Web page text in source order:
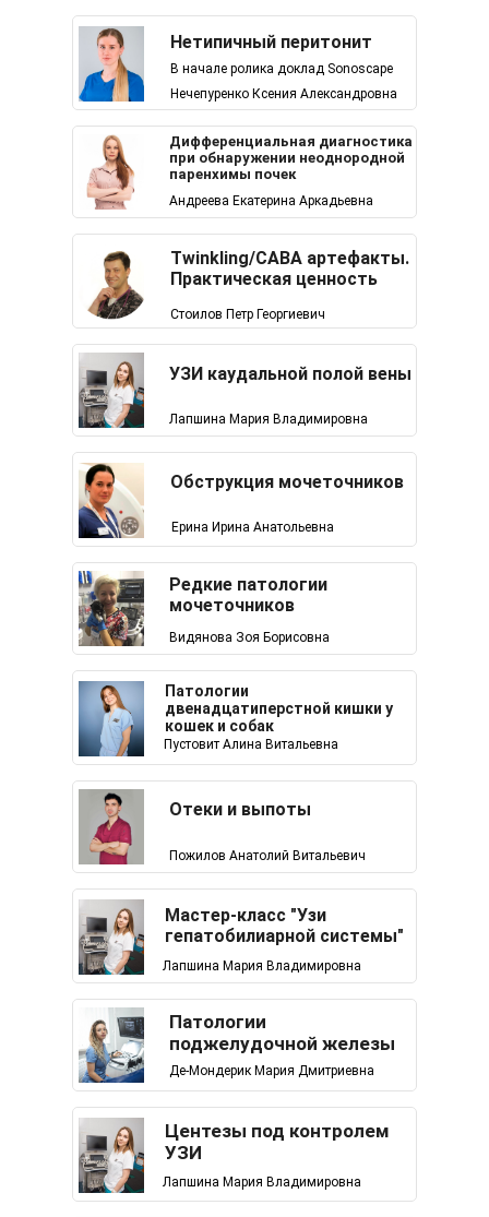
Нетипичный перитонит
Нечепуренко Ксения Александровна
Дифференциальная диагностика
при обнаружении неоднородной
паренхимы почек
Андреева Екатерина Аркадьевна
В начале ролика доклад Sonoscape
Twinkling/CABA артефакты.
Практическая ценность
Стоилов Петр Георгиевич
УЗИ каудальной полой вены
Лапшина Мария Владимировна
Обструкция мочеточников
Ерина Ирина Анатольевна
Редкие патологии
мочеточников
Видянова Зоя Борисовна
Патологии
двенадцатиперстной кишки у
кошек и собак
Пустовит Алина Витальевна
Отеки и выпоты
Пожилов Анатолий Витальевич
Мастер-класс "Узи
гепатобилиарной системы"
Лапшина Мария Владимировна
Патологии
поджелудочной железы
Де-Мондерик Мария Дмитриевна
Центезы под контролем
УЗИ
Лапшина Мария Владимировна